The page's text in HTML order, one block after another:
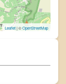
Leaflet| ©OpenStreetMap